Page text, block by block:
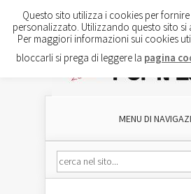
MENU DI
Questo sito utilizza i cookies per
personalizzato. Utilizzando questo sito
Per maggiori informazioni sui cookies
bloccarli si prega di leggere la pagina